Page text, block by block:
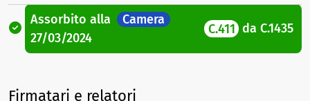
Assorbito alla
Camera
27/03/2024
C.411 da C.1435
Firmatari e relatori